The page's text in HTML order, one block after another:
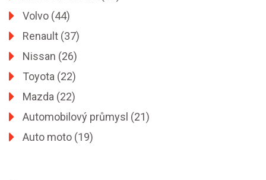
Volvo (44)
Renault (37)
Nissan (26)
Toyota (22)
Mazda (22)
Automobilový průmysl (21)
Auto moto (19)